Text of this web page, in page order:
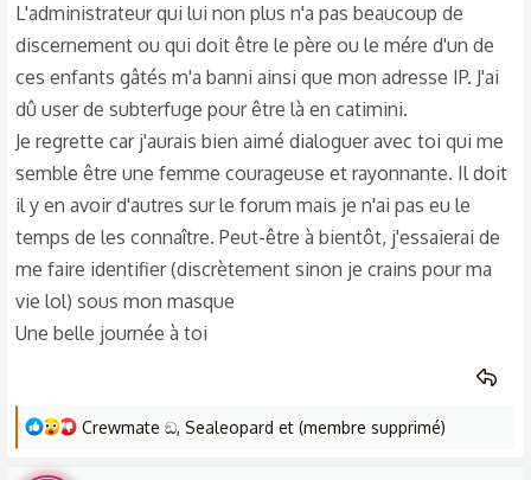
apaisées. Salut, peut-être à plus tard
L'administrateur qui lui non plus n'a pas beaucoup de
discernement ou qui doit être le père ou le mére d'un de
ces enfants gâtés m'a banni ainsi que mon adresse IP. J'ai
dû user de subterfuge pour être là en catimini.
Je regrette car j'aurais bien aimé dialoguer avec toi qui me
semble être une femme courageuse et rayonnante. Il doit
il y en avoir d'autres sur le forum mais je n'ai pas eu le
temps de les connaître. Peut-être à bientôt, j'essaierai de
me faire identifier (discrètement sinon je crains pour ma
vie lol) sous mon masque
Une belle journée à toi
L
Crewmate ඞ, Sealeopard et (membre supprimé)